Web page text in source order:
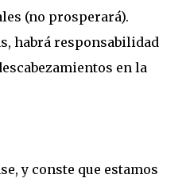
(no prosperará).
habrá responsabilidad
en la
y conste que estamos